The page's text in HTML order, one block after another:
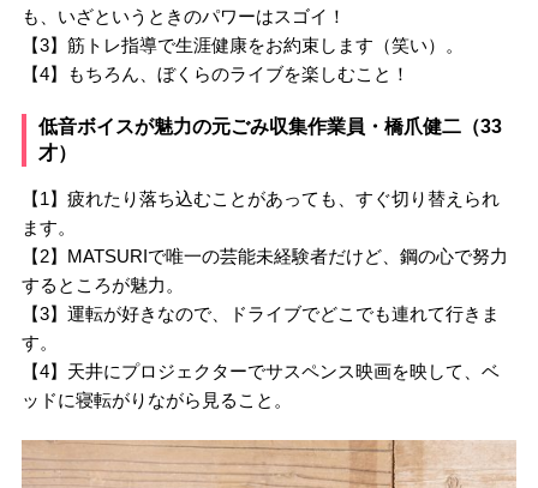
も、いざというときのパワーはスゴイ！
【3】筋トレ指導で生涯健康をお約束します（笑い）。
【4】もちろん、ぼくらのライブを楽しむこと！
低音ボイスが魅力の元ごみ収集作業員・橋爪健二（33
才）
【1】疲れたり落ち込むことがあっても、すぐ切り替えられ
ます。
【2】MATSURIで唯一の芸能未経験者だけど、鋼の心で努力
するところが魅力。
【3】運転が好きなので、ドライブでどこでも連れて行きま
す。
【4】天井にプロジェクターでサスペンス映画を映して、ベ
ッドに寝転がりながら見ること。